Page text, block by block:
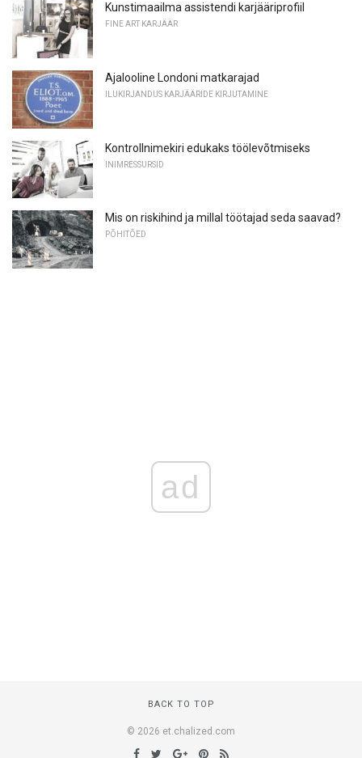
Kunstimaailma assistendi karjääriprofiil
FINE ART KARJÄÄR
Ajalooline Londoni matkarajad
ILUKIRJANDUS KARJÄÄRIDE KIRJUTAMINE
Kontrollnimekiri edukaks töölevõtmiseks
INIMRESSURSID
Mis on riskihind ja millal töötajad seda saavad?
PÕHITÕED
ad
BACK TO TOP
© 2026 et.chalized.com